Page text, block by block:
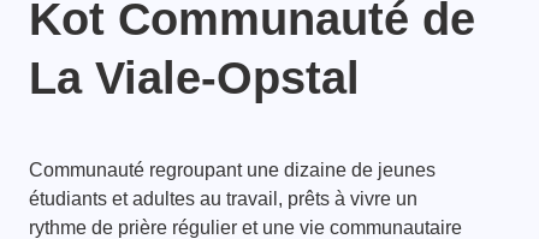
Kot Communauté de
La Viale-Opstal
Communauté regroupant une dizaine de jeunes
étudiants et adultes au travail, prêts à vivre un
rythme de prière régulier et une vie communautaire